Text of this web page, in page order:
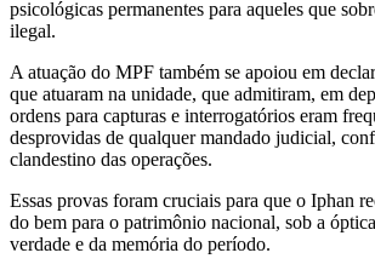
psicológicas permanentes para aqueles que
ilegal.
A atuação do MPF também se apoiou em
que atuaram na unidade, que admitiram, em
ordens para capturas e interrogatórios eram
desprovidas de qualquer mandado judicial,
clandestino das operações.
Essas provas foram cruciais para que o Iphan
do bem para o patrimônio nacional, sob a
verdade e da memória do período.